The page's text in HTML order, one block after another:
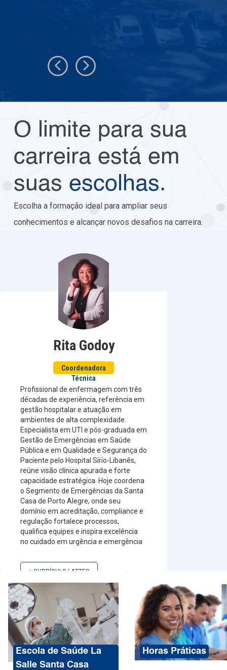
O limite para sua
carreira está em
suas escolhas.
Escolha a formação ideal para ampliar seus
conhecimentos e alcançar novos desafios na carreira.
Rita Godoy
Coordenadora
Técnica
Profissional de enfermagem com três
décadas de experiência, referência em
gestão hospitalar e atuação em
ambientes de alta complexidade.
Especialista em UTI e pós-graduada em
Gestão de Emergências em Saúde
Pública e em Qualidade e Segurança do
Paciente pelo Hospital Sírio-Libanês,
reúne visão clínica apurada e forte
capacidade estratégica. Hoje coordena
o Segmento de Emergências da Santa
Casa de Porto Alegre, onde seu
domínio em acreditação, compliance e
regulação fortalece processos,
qualifica equipes e inspira excelência
no cuidado em urgência e emergência
+ CURRÍCULO LATTES
Escola de Saúde La
Salle Santa Casa
Horas Práticas